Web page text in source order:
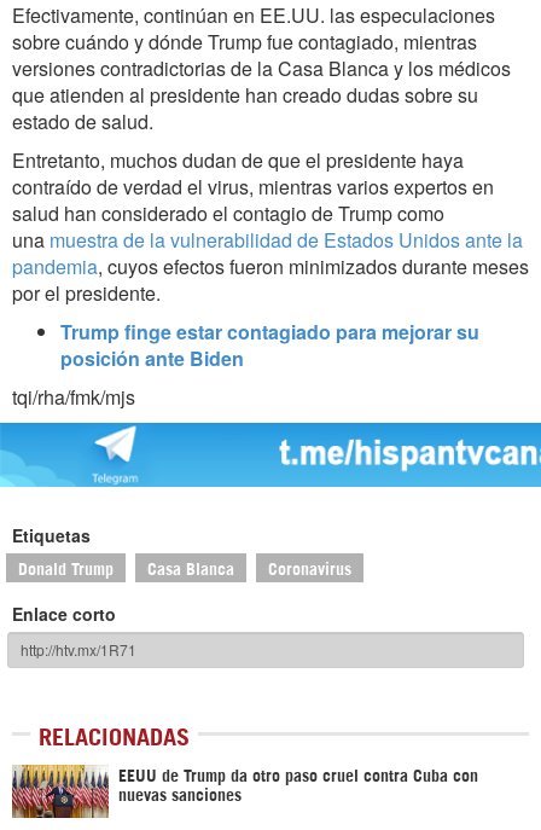
Efectivamente, continúan en EE.UU. las especulaciones
sobre cuándo y dónde Trump fue contagiado, mientras
versiones contradictorias de la Casa Blanca y los médicos
que atienden al presidente han creado dudas sobre su
estado de salud.
Entretanto, muchos dudan de que el presidente haya
contraído de verdad el virus, mientras varios expertos en
salud han considerado el contagio de Trump como
una muestra de la vulnerabilidad de Estados Unidos ante la
pandemia, cuyos efectos fueron minimizados durante meses
por el presidente.
Trump finge estar contagiado para mejorar su
posición ante Biden
tqi/rha/fmk/mjs
Etiquetas
Donald Trump Casa Blanca Coronavirus
Enlace corto
RELACIONADAS
EEUU de Trump da otro paso cruel contra Cuba con
nuevas sanciones